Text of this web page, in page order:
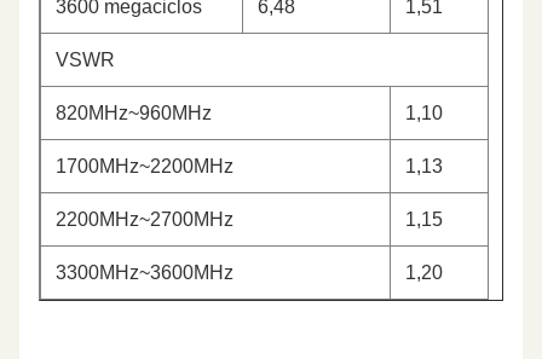
3600 megaciclos 6,48 1,51
VSWR
820MHz~960MHz 1,10
1700MHz~2200MHz 1,13
2200MHz~2700MHz 1,15
3300MHz~3600MHz 1,20